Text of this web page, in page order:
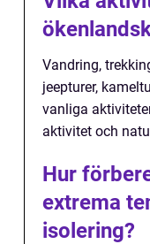
Vandring,
jeepturer,
vanliga
aktivitet och
Hur
extrema
isolering?